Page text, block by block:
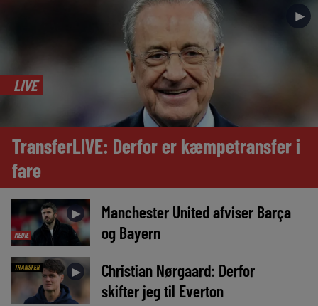
►
LIVE
TransferLIVE: Derfor er kæmpetransfer i
fare
MEDIE
►
Manchester United afviser Barça
og Bayern
TRANSFER ►
Christian Nørgaard: Derfor
skifter jeg til Everton